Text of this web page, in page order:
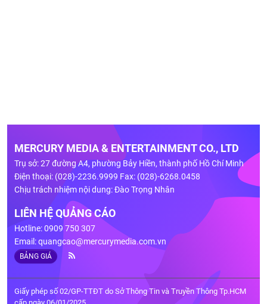
MERCURY MEDIA & ENTERTAINMENT CO., LTD
Trụ sở: 27 đường A4, phường Bảy Hiền, thành phố Hồ Chí Minh
Điện thoại: (028)-2236.9999 Fax: (028)-6268.0458
Chịu trách nhiệm nội dung: Đào Trọng Nhân
LIÊN HỆ QUẢNG CÁO
Hotline: 0909 750 307
Email:quangcao@mercurymedia.com.vn
BẢNG GIÁ
Giấy phép số 02/GP-TTĐT do Sở Thông Tin và Truyền Thông Tp.HCM